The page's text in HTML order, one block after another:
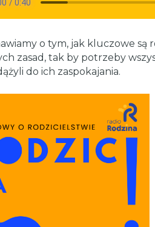
o tym, jak kluczowe są
zasad, tak by potrzeby
do ich zaspokajania.